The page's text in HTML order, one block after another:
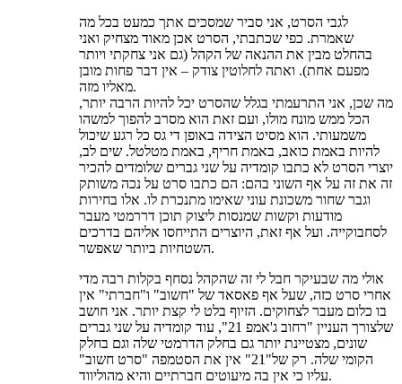
לגבי הסרט, אני סביר שמסכים אתך כמעט בכל מה
שאמרת. כפי שכתבתי, הסרט אכן מאוד מצחיק ואני
בהחלט מבין את ההנאה של הקהל (גם אני צחקתי ויותר
מפעם אחת). ואתה לחלוטין צודק – אין דבר פחות מובן
מאליו מזה.
מה שכן, אני התרעמתי בגלל שהסרט יכל להיות הרבה יותר,
הכל ממש מונח מולו, ועם זאת הוא מסרב להפוך למשהו
משמעותי. הוא מסיט הצידה באופן די גס כל רגע שיכול
להיות באמת כואב, באמת חריף, באמת מטלטל. שים לב,
יוצרי הסרט לא כתבו קומדיה על שני גברים שלומדים להכיר
זה את זה על אף השוני בהם: הם כתבו סרט על נכה משותק
וגבר שחור משכונת עוני שאימו מתנכרת לו. אלו בחירות
מודעות וקשות שמנסות ליצוק תוכן דררמטי מעבר
לסחבוקייה. ועל אף זאת, היוצרים התייחסו אליהם בדרכים
השטחיות ביותר שאפשר.
אולי מה שבעיקר חבל לי זה שהקהל נסחף בקלות רבה מדי
אחרי סרט כזה, שעל אף פאסאד של "חשוב" ו"חברתי" אין
בו כלום מעבר לצחוקים. הזיוף בלט לי קצת יותר. אני חושב
שלצורך העניין "רחוב ג'אמפ 21", עוד קומדיה על שני גברים
שונים, מצטיינת יותר גם בחלק הדרמטי שלה וגם בחלק
הקומי שלה. רק של"21" אין את הסטמפה "סרט חשוב"
עליו כי אין בה מיעוטים חברתיים והיא מהוליווד.